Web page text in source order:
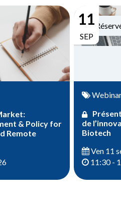
& Policy for
Remote
11
SEP
de
Biotech
Ven 11
11:30 -